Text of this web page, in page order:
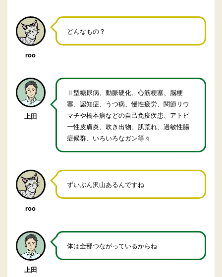
roo
どんなもの？
上田
Ⅱ型糖尿病、動脈硬化、心筋梗塞、脳梗
塞、認知症、うつ病、慢性疲労、関節リウ
マチや橋本病などの自己免疫疾患、アトピ
ー性皮膚炎、吹き出物、肌荒れ、過敏性腸
症候群、いろいろなガン等々
roo
ずいぶん沢山あるんですね
上田
体は全部つながっているからね